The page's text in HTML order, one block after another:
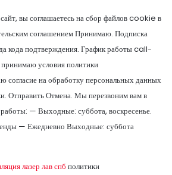
вы соглашаетесь на сбор файлов cookie в
соглашением Принимаю. Подписка
кода подтверждения. График работы call-
условия политики
согласие на обработку персональных данных
Отправить Отмена. Мы перезвоним вам в
— Выходные: суббота, воскресенье.
— Ежедневно Выходные: суббота
лазер лав спб политики